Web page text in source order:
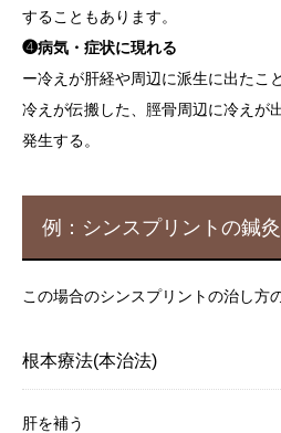
することもあります。
❹病気・症状に現れる
ー冷えが肝経や周辺に派生に出たこ
冷えが伝搬した、脛骨周辺に冷えが
発生する。
例：シンスプリントの鍼
この場合のシンスプリントの治し方
根本療法(本治法)
肝を補う